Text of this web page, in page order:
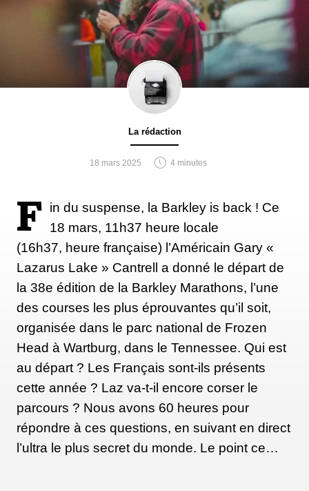
La rédaction
18 mars 2025 4 minutes
F in du suspense, la Barkley is back ! Ce
18 mars, 11h37 heure locale
(16h37, heure française) l’Américain Gary «
Lazarus Lake » Cantrell a donné le départ de
la 38e édition de la Barkley Marathons, l’une
des courses les plus éprouvantes qu’il soit,
organisée dans le parc national de Frozen
Head à Wartburg, dans le Tennessee. Qui est
au départ ? Les Français sont-ils présents
cette année ? Laz va-t-il encore corser le
parcours ? Nous avons 60 heures pour
répondre à ces questions, en suivant en direct
l’ultra le plus secret du monde. Le point ce…